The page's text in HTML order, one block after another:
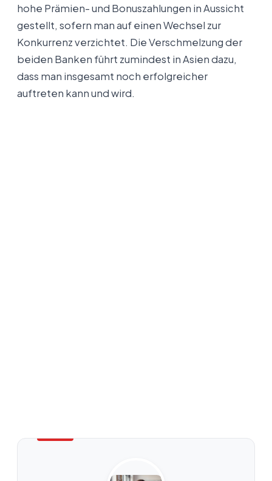
hohe Prämien- und Bonuszahlungen in Aussicht
gestellt, sofern man auf einen Wechsel zur
Konkurrenz verzichtet. Die Verschmelzung der
beiden Banken führt zumindest in Asien dazu,
dass man insgesamt noch erfolgreicher
auftreten kann und wird.